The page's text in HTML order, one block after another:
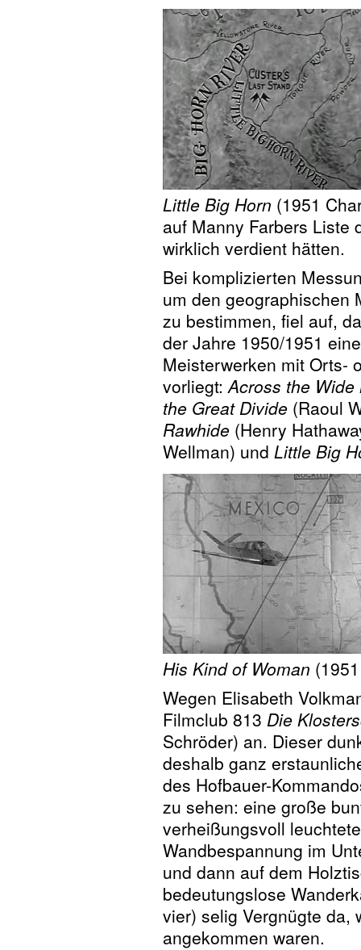
Little Big Horn (1951
auf Manny Farbers Liste
wirklich verdient hätten.
Bei komplizierten
um den geographischen
zu bestimmen, fiel auf,
der Jahre 1950/1951
Meisterwerken mit Orts-
vorliegt:Across the Wide
the Great Divide (Raoul
Rawhide (Henry
Wellman) und Little Big
His Kind of Woman
Wegen Elisabeth
Filmclub 813 Die
Schröder) an. Dieser
deshalb ganz
des Hofbauer-
zu sehen: eine große
verheißungsvoll
Wandbespannung im
und dann auf dem
bedeutungslose
vier) selig Vergnügte da,
angekommen waren.